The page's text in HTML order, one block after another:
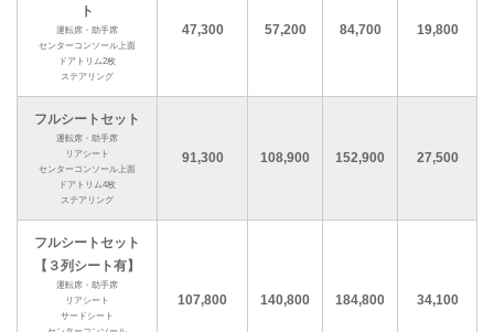
ト
運転席・助手席
センターコンソール上面
ドアトリム2枚
ステアリング
47,300 57,200 84,700 19,800
フルシートセット
運転席・助手席
リアシート
センターコンソール上面
ドアトリム4枚
ステアリング
91,300 108,900 152,900 27,500
フルシートセット
【３列シート有】
運転席・助手席
リアシート
サードシート
107,800 140,800 184,800 34,100